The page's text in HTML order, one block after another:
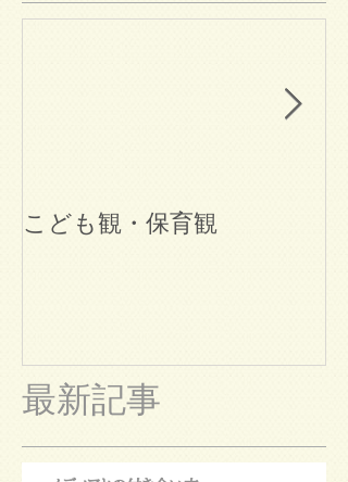
こども観・保育観
最新記事